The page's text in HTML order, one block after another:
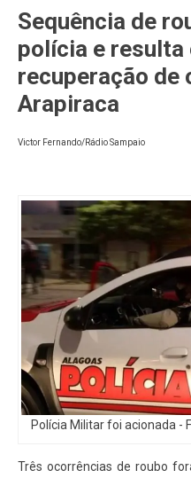
Sequência de
polícia e resulta
recuperação de
Arapiraca
Victor Fernando/Rádio Sampaio
Polícia Militar foi acionada -
Três ocorrências de roubo